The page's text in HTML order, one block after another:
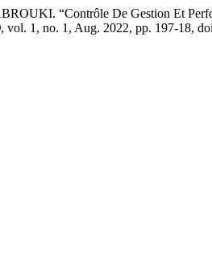
“Contrôle De Gestion Et
, vol. 1, no. 1, Aug. 2022, pp. 197-18,